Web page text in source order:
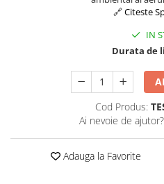
Osciloscoape UNI-T
🔗 Citeste
IN
Durata de
Cod Produs:
Ai nevoie de ajutor?
Adauga la Favorite